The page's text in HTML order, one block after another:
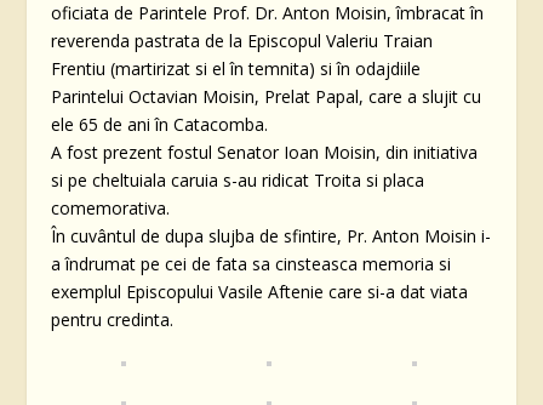
oficiata de Parintele Prof. Dr. Anton Moisin, îmbracat în
reverenda pastrata de la Episcopul Valeriu Traian
Frentiu (martirizat si el în temnita) si în odajdiile
Parintelui Octavian Moisin, Prelat Papal, care a slujit cu
ele 65 de ani în Catacomba.
A fost prezent fostul Senator Ioan Moisin, din initiativa
si pe cheltuiala caruia s-au ridicat Troita si placa
comemorativa.
În cuvântul de dupa slujba de sfintire, Pr. Anton Moisin i-
a îndrumat pe cei de fata sa cinsteasca memoria si
exemplul Episcopului Vasile Aftenie care si-a dat viata
pentru credinta.